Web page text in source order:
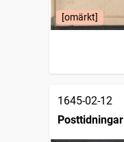
[omärkt]
1645-02-12
Posttidningar